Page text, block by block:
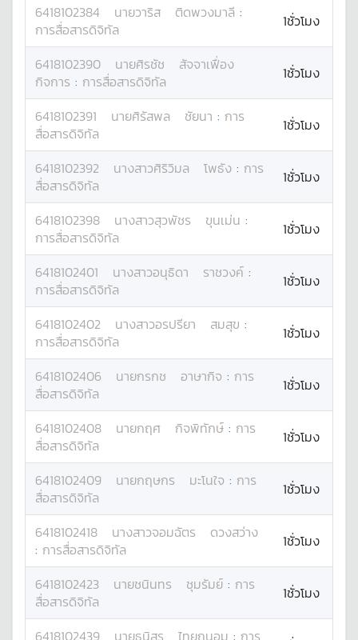
6418102384 นายวาริส ติดพวงมาลี :
การสื่อสารดิจิทัล
1ชั่วโมง
6418102390 นายศิรชัช
สัจจาเฟื่อง
กิจการ : การสื่อสารดิจิทัล 1ชั่วโมง
6418102391 นายศิรัสพล ชัยนา : การ
สื่อสารดิจิทัล
1ชั่วโมง
6418102392 นางสาวศิริวิมล โพธัง : การ
สื่อสารดิจิทัล
1ชั่วโมง
6418102398 นางสาวสุวพัชร ขุนเม่น :
การสื่อสารดิจิทัล
1ชั่วโมง
6418102401 นางสาวอนุธิดา ราชวงค์ :
การสื่อสารดิจิทัล
1ชั่วโมง
6418102402 นางสาวอรปรียา สมสุข :
การสื่อสารดิจิทัล
1ชั่วโมง
6418102406 นายกรกช อาษากิจ : การ
สื่อสารดิจิทัล
1ชั่วโมง
6418102408 นายกฤศ กิจพิทักษ์ : การ
สื่อสารดิจิทัล
1ชั่วโมง
6418102409 นายกฤษกร มะโนใจ : การ
สื่อสารดิจิทัล
1ชั่วโมง
6418102418 นางสาวจอมฉัตร
ดวงสว่าง
: การสื่อสารดิจิทัล 1ชั่วโมง
6418102423 นายชนินทร ชุมรัมย์ : การ
สื่อสารดิจิทัล
1ชั่วโมง
6418102439 นายธนิสร ไทยถนอม : การ